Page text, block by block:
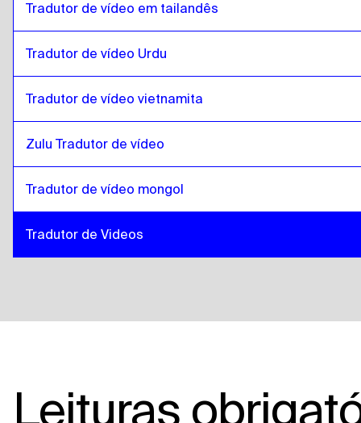
Tradutor de vídeo em tailandês
Tradutor de vídeo Urdu
Tradutor de vídeo vietnamita
Zulu Tradutor de vídeo
Tradutor de vídeo mongol
Tradutor de Videos
Leituras